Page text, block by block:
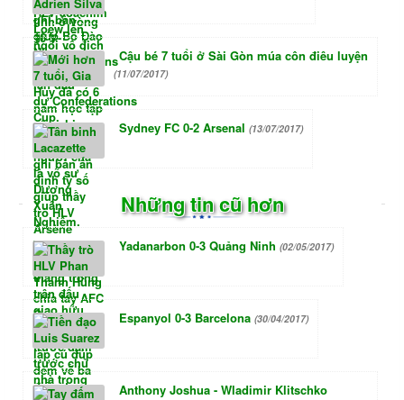
Cậu bé 7 tuổi ở Sài Gòn múa côn điêu luyện
(11/07/2017)
Sydney FC 0-2 Arsenal (13/07/2017)
Những tin cũ hơn
Yadanarbon 0-3 Quảng Ninh (02/05/2017)
Espanyol 0-3 Barcelona (30/04/2017)
Anthony Joshua - Wladimir Klitschko